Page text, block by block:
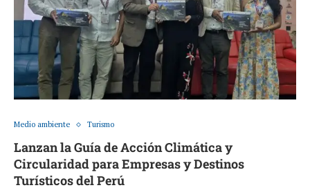
Medio ambiente Turismo
Lanzan la Guía de Acción Climática y
Circularidad para Empresas y Destinos
Turísticos del Perú